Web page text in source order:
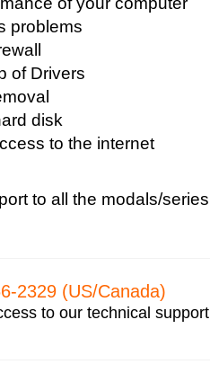
problems
of Drivers
disk
to the internet
to all the modals/
­2329 (US/Canada)
to our technical